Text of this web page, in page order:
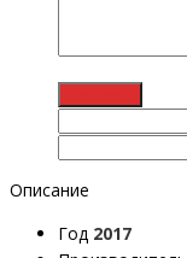
Описание
Год 2017